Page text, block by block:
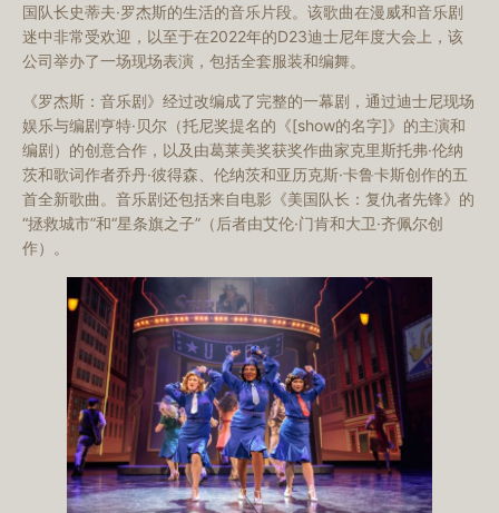
国队长史蒂夫·罗杰斯的生活的音乐片段。该歌曲在漫威和音乐剧
迷中非常受欢迎，以至于在2022年的D23迪士尼年度大会上，该
公司举办了一场现场表演，包括全套服装和编舞。
《罗杰斯：音乐剧》经过改编成了完整的一幕剧，通过迪士尼现场
娱乐与编剧亨特·贝尔（托尼奖提名的《[show的名字]》的主演和
编剧）的创意合作，以及由葛莱美奖获奖作曲家克里斯托弗·伦纳
茨和歌词作者乔丹·彼得森、伦纳茨和亚历克斯·卡鲁卡斯创作的五
首全新歌曲。音乐剧还包括来自电影《美国队长：复仇者先锋》的
“拯救城市”和“星条旗之子”（后者由艾伦·门肯和大卫·齐佩尔创
作）。